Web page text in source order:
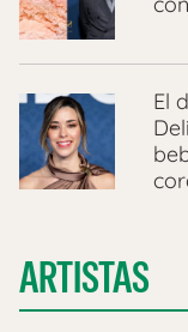
El
ARTISTAS